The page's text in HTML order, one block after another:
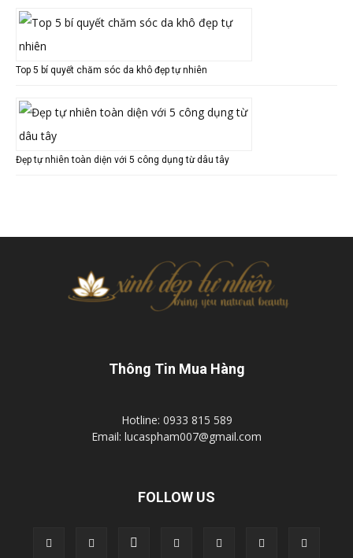
Top 5 bí quyết chăm sóc da khô đẹp tự nhiên
Đẹp tự nhiên toàn diện với 5 công dụng từ dâu tây
Thông Tin Mua Hàng
Hotline: 0933 815 589
Email: lucaspham007@gmail.com
FOLLOW US